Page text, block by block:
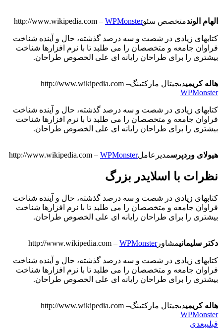
الهام الوندمتخصص سئو http://www.wikipedia.com – WPMonster
کتابهای زیادی در شصت و سه درصد گذشته، حال و آینده شناخت
فراوان جامعه و متخصصان را می طلبد تا با نرم افزارها شناخت
بیشتری را برای طراحان رایانه ای علی الخصوص طراحان.
هاله کریمیدیجیتال مارکتینگ http://www.wikipedia.com –
WPMonster
کتابهای زیادی در شصت و سه درصد گذشته، حال و آینده شناخت
فراوان جامعه و متخصصان را می طلبد تا با نرم افزارها شناخت
بیشتری را برای طراحان رایانه ای علی الخصوص طراحان.
هیولای وردپرسمدیرعامل http://www.wikipedia.com – WPMonster
نظرات با اسلایدر بزرگ
کتابهای زیادی در شصت و سه درصد گذشته، حال و آینده شناخت
فراوان جامعه و متخصصان را می طلبد تا با نرم افزارها شناخت
بیشتری را برای طراحان رایانه ای علی الخصوص طراحان.
دکتر سلیمانیمشاور http://www.wikipedia.com – WPMonster
کتابهای زیادی در شصت و سه درصد گذشته، حال و آینده شناخت
فراوان جامعه و متخصصان را می طلبد تا با نرم افزارها شناخت
بیشتری را برای طراحان رایانه ای علی الخصوص طراحان.
هاله کریمیدیجیتال مارکتینگ http://www.wikipedia.com –
WPMonster
قبلیبعدی